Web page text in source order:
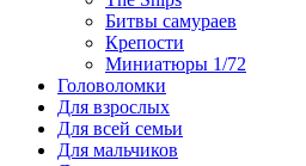
Битвы самураев
Крепости
Миниатюры 1/72
Головоломки
Для взрослых
Для всей семьи
Для мальчиков